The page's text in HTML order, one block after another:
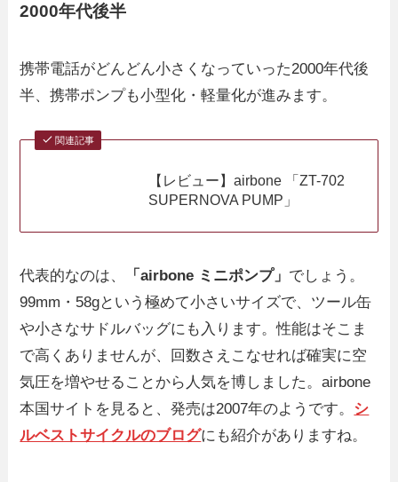
2000年代後半
携帯電話がどんどん小さくなっていった2000年代後
半、携帯ポンプも小型化・軽量化が進みます。
関連記事
【レビュー】airbone 「ZT-702
SUPERNOVA PUMP」
代表的なのは、 「airbone ミニポンプ」 でしょう。
99mm・58gという極めて小さいサイズで、ツール缶
や小さなサドルバッグにも入ります。性能はそこま
で高くありませんが、回数さえこなせれば確実に空
気圧を増やせることから人気を博しました。airbone
本国サイトを見ると、発売は2007年のようです。 シ
ルベストサイクルのブログにも紹介がありますね。